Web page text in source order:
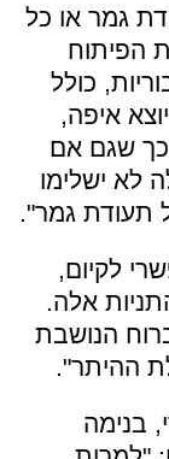
גמר או כל
הפיתוח
כולל
איפה,
כך שגם אם
לא ישלימו
תעודת גמר".
לקיום,
אלה.
הנושבת
ההיתר".
בנימה